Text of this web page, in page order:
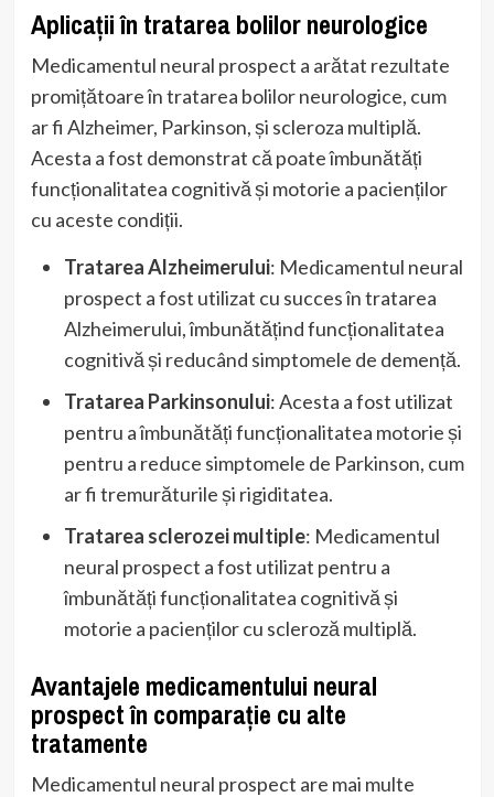
Aplicații în tratarea bolilor neurologice
Medicamentul neural prospect a arătat rezultate
promițătoare în tratarea bolilor neurologice, cum
ar fi Alzheimer, Parkinson, și scleroza multiplă.
Acesta a fost demonstrat că poate îmbunătăți
funcționalitatea cognitivă și motorie a pacienților
cu aceste condiții.
Tratarea Alzheimerului: Medicamentul neural
prospect a fost utilizat cu succes în tratarea
Alzheimerului, îmbunătățind funcționalitatea
cognitivă și reducând simptomele de demență.
Tratarea Parkinsonului: Acesta a fost utilizat
pentru a îmbunătăți funcționalitatea motorie și
pentru a reduce simptomele de Parkinson, cum
ar fi tremurăturile și rigiditatea.
Tratarea sclerozei multiple: Medicamentul
neural prospect a fost utilizat pentru a
îmbunătăți funcționalitatea cognitivă și
motorie a pacienților cu scleroză multiplă.
Avantajele medicamentului neural
prospect în comparație cu alte
tratamente
Medicamentul neural prospect are mai multe